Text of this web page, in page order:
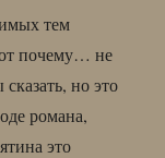
тем
почему… не
но это
романа,
это